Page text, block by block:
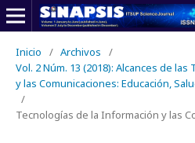
Inicio / Archivos
/
Vol. 2 Núm. 13 (2018): Alcances de
y las Comunicaciones: Educación,
/
Tecnologías de la Información y las